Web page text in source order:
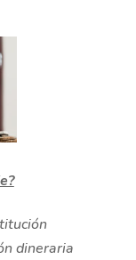
dineraria